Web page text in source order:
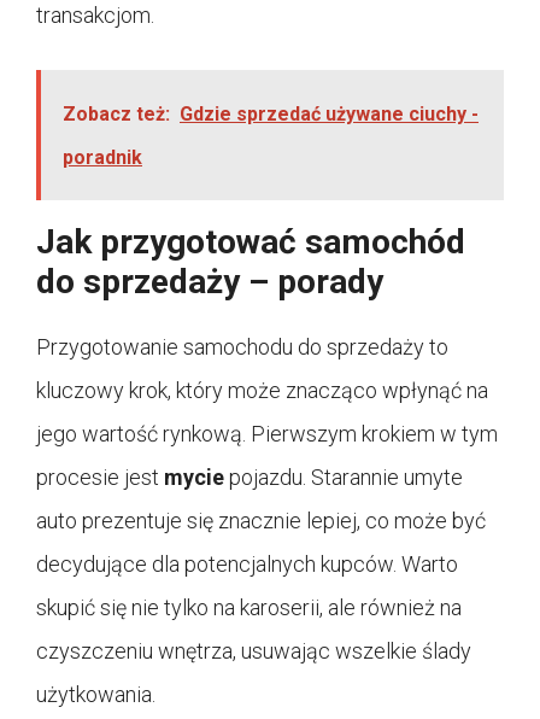
transakcjom.
Zobacz też: Gdzie sprzedać używane ciuchy -
poradnik
Jak przygotować samochód
do sprzedaży – porady
Przygotowanie samochodu do sprzedaży to
kluczowy krok, który może znacząco wpłynąć na
jego wartość rynkową. Pierwszym krokiem w tym
procesie jest myciepojazdu. Starannie umyte
auto prezentuje się znacznie lepiej, co może być
decydujące dla potencjalnych kupców. Warto
skupić się nie tylko na karoserii, ale również na
czyszczeniu wnętrza, usuwając wszelkie ślady
użytkowania.